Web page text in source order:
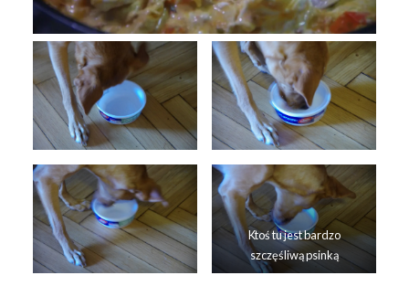
Ktoś tu jest bardzo
szczęśliwą psinką